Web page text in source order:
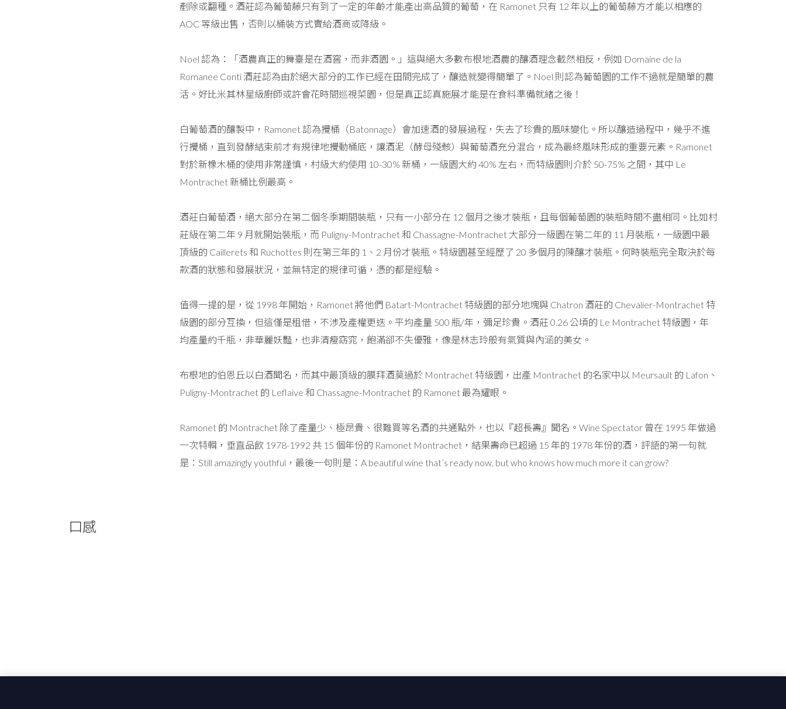
剷除或翻種。酒莊認為葡萄藤只有到了一定的年齡才能產出高品質的葡萄，在 Ramonet 只有 12 年以上的葡萄藤方才能以相應的
AOC 等級出售，否則以桶裝方式賣給酒商或降級。
Noel 認為：「酒農真正的舞臺是在酒窖，而非酒園。」這與絕大多數布根地酒農的釀酒理念截然相反，例如 Domaine de la
Romanee Conti 酒莊認為由於絕大部分的工作已經在田間完成了，釀造就變得簡單了。Noel 則認為葡萄園的工作不過就是簡單的農
活。好比米其林星級廚師或許會花時間巡視菜園，但是真正認真施展才能是在食料準備就緒之後！
白葡萄酒的釀製中，Ramonet 認為攪桶（Batonnage）會加速酒的發展過程，失去了珍貴的風味變化。所以釀造過程中，幾乎不進
行攪桶，直到發酵結束前才有規律地攪動桶底，讓酒泥（酵母殘骸）與葡萄酒充分混合，成為最終風味形成的重要元素。Ramonet
對於新橡木桶的使用非常謹慎，村級大約使用 10-30% 新桶，一級園大約 40% 左右，而特級園則介於 50-75% 之間，其中 Le
Montrachet 新桶比例最高。
酒莊白葡萄酒，絕大部分在第二個冬季期間裝瓶，只有一小部分在 12 個月之後才裝瓶，且每個葡萄園的裝瓶時間不盡相同。比如村
莊級在第二年 9 月就開始裝瓶，而 Puligny-Montrachet 和 Chassagne-Montrachet 大部分一級園在第二年的 11 月裝瓶，一級園中最
頂級的 Caillerets 和 Ruchottes 則在第三年的 1、2 月份才裝瓶。特級園甚至經歷了 20 多個月的陳釀才裝瓶。何時裝瓶完全取決於每
款酒的狀態和發展狀況，並無特定的規律可循，憑的都是經驗。
值得一提的是，從 1998 年開始，Ramonet 將他們 Batart-Montrachet 特級園的部分地塊與 Chatron 酒莊的 Chevalier-Montrachet 特
級園的部分互換，但這僅是租借，不涉及產權更迭。平均產量 500 瓶/年，彌足珍貴。酒莊 0.26 公頃的 Le Montrachet 特級園，年
均產量約千瓶，非華麗妖豔，也非清瘦窈窕，飽滿卻不失優雅，像是林志玲般有氣質與內涵的美女。
布根地的伯恩丘以白酒聞名，而其中最頂級的膜拜酒莫過於 Montrachet 特級園，出產 Montrachet 的名家中以 Meursault 的 Lafon、
Puligny-Montrachet 的 Leflaive 和 Chassagne-Montrachet 的 Ramonet 最為耀眼。
Ramonet 的 Montrachet 除了產量少、極昂貴、很難買等名酒的共通點外，也以『超長壽』聞名。Wine Spectator 曾在 1995 年做過
一次特輯，垂直品飲 1978-1992 共 15 個年份的 Ramonet Montrachet，結果壽命已超過 15 年的 1978 年份的酒，評語的第一句就
是：Still amazingly youthful，最後一句則是：A beautiful wine that’s ready now, but who knows how much more it can grow?
口感